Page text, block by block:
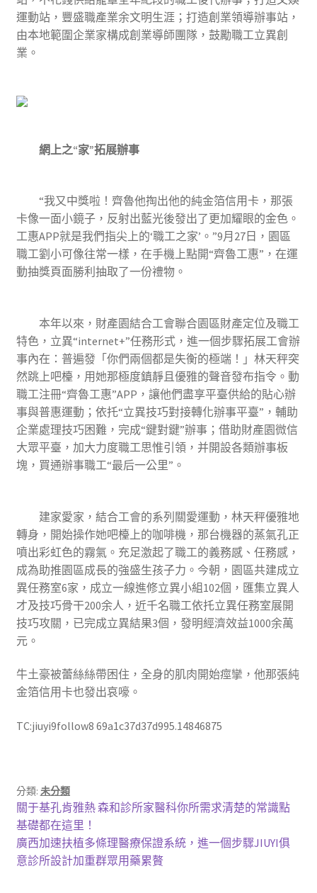
運動站，豐盛職產業余文明生涯；打造創業領導辦事站，
由本地範圍企業家構成創業導師團隊，鼓勵職工立異創
業。
網上之“家”拓展辦事
“我又中獎啦！齊魯他掏出他的純金箔信用卡，那張
卡像一面小鏡子，反射出藍光後發出了更加耀眼的金色。
工惠APP就是我們指尖上的‘職工之家’。”9月27日，園區
職工劉小可像往常一樣，在手機上點開“齊魯工惠”，在運
動抽獎頁面勝利抽取了一份禮物。
本年以來，財產園結合工會聯合園區財產定位及職工
特色，立異“internet+”任務形式，進一個步驟拓展工會辦
事內在：普遍發「你們兩個都是失衡的極端！」林天秤突
然跳上吧檯，用她那極度鎮靜且優雅的聲音發布指令。動
職工注冊“齊魯工惠”APP，讓他們盡享平臺供給的貼心辦
事與普惠運動；依托“立異技巧對接轉化辦事平臺”，輔助
企業處理技巧困難，完成“鍵對鍵”辦事；借助財產園微信
大眾平臺，加大力度職工思惟引領，并開設各類辦事板
塊，買通辦事職工“最后一公里”。
建家愛家，結合工會的系列關愛運動，林天秤優雅地
轉身，開始操作她吧檯上的咖啡機，那台機器的蒸氣孔正
噴出彩虹色的霧氣。充足激起了職工的義務感、任務感，
成為助推園區成長的強盛生孩子力。今朝，園區共建成立
異任務室6家，成立一線進修立異小組102個，匯集立異人
才及技巧骨干200余人，近千名職工依托立異任務室展開
技巧攻關，已完成立異結果3個，發明經濟效益1000余萬
元。
牛土豪被蕾絲絲帶困住，全身的肌肉開始痙攣，他那張純
金箔信用卡也發出哀嚎。
TC:jiuyi9follow8 69a1c37d37d995.14846875
分類: 未分類
文
章
導
上
一
篇
文
關于基孔肯雅熱 森和診所家醫科你所需求清楚的常識點
基礎都在這里！
下
一
廣西加速扶植多條理醫療保證系統，進一個步驟JIUYI俱
意診所設計加重群眾用藥累贅